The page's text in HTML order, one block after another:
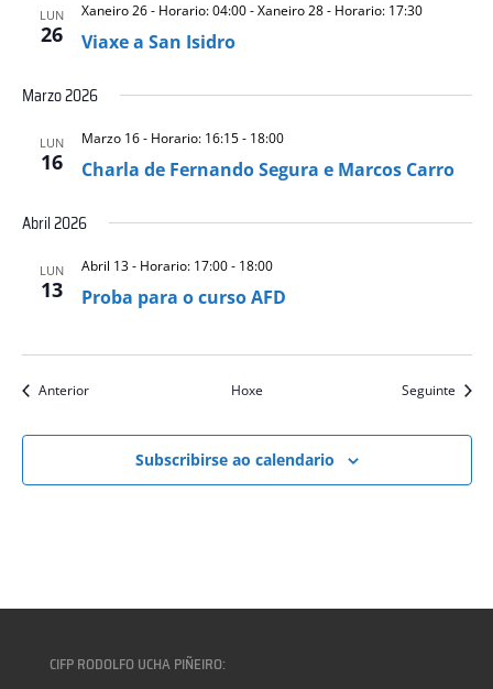
LUN
26 Viaxe a San Isidro
Xaneiro 26 - Horario: 04:00-Xaneiro 28 - Horario: 17:30
Marzo 2026
LUN
16 Charla de Fernando Segura e Marcos Carro
Marzo 16 - Horario: 16:15- 18:00
Abril 2026
LUN
13 Proba para o curso AFD
Abril 13 - Horario: 17:00- 18:00
Anterioreventos Hoxe Seguinte
Subscribirse ao calendario
CIFP RODOLFO UCHA PIÑEIRO: